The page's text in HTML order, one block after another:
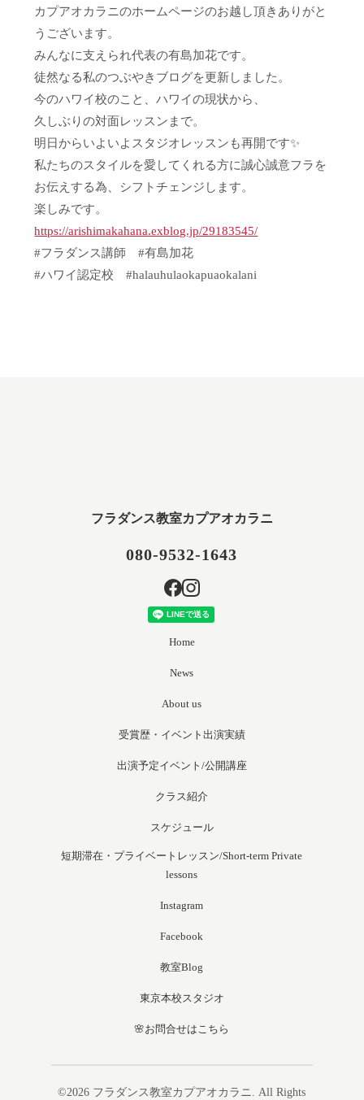
カプアオカラニのホームページのお越し頂きありがと
うございます。
みんなに支えられ代表の有島加花です。
徒然なる私のつぶやきブログを更新しました。
今のハワイ校のこと、ハワイの現状から、
久しぶりの対面レッスンまで。
明日からいよいよスタジオレッスンも再開です✨
私たちのスタイルを愛してくれる方に誠心誠意フラを
お伝えする為、シフトチェンジします。
楽しみです。
https://arishimakahana.exblog.jp/29183545/
#フラダンス講師 #有島加花
#ハワイ認定校 #halauhulaokapuaokalani
フラダンス教室カプアオカラニ
080-9532-1643
Home
News
About us
受賞歴・イベント出演実績
出演予定イベント/公開講座
クラス紹介
スケジュール
短期滞在・プライベートレッスン/Short-term Private
lessons
Instagram
Facebook
教室Blog
東京本校スタジオ
🌸お問合せはこちら
©2026 フラダンス教室カプアオカラニ. All Rights